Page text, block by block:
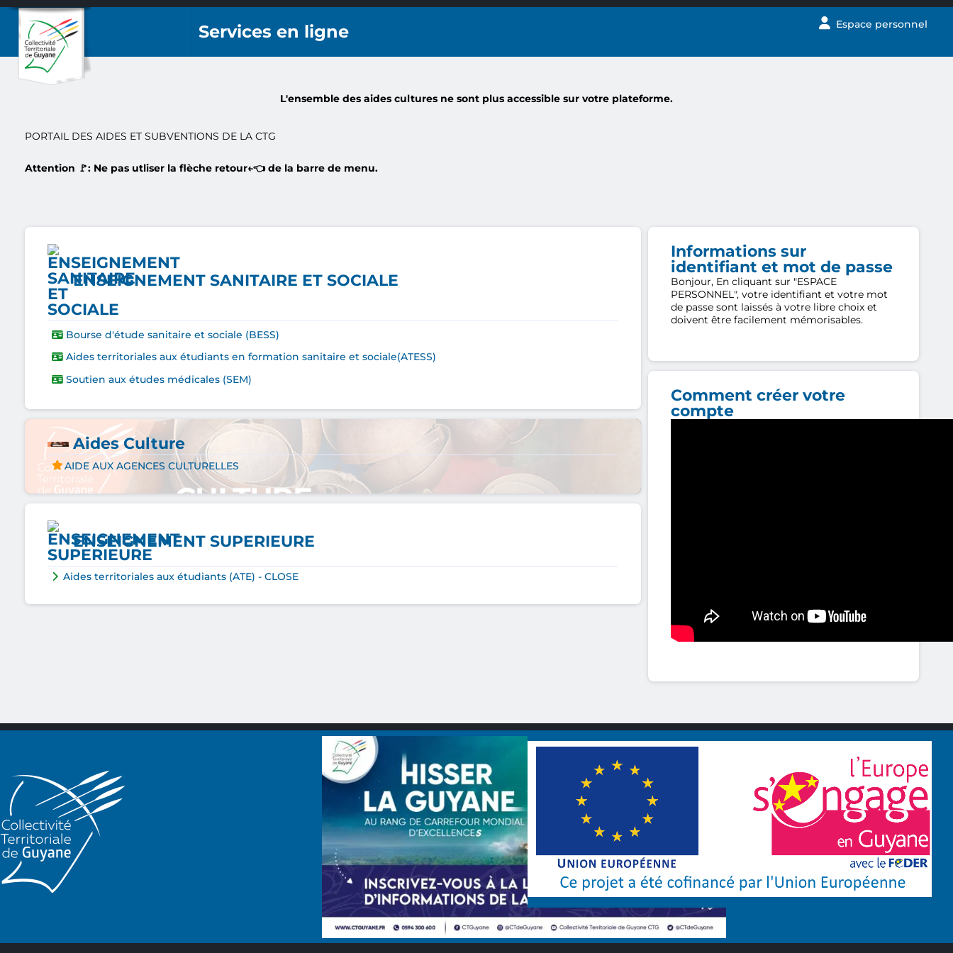
Aller au contenu principal
Votre guichet numérique Espace personnel
L'ensemble des aides cultures ne sont plus accessible sur votre plateforme.
PORTAIL DES AIDES ET SUBVENTIONS DE LA CTG
Attention 🚩: Ne pas utliser la flèche retour←👈 de la barre de menu.
Informations sur
identifiant et mot de passe
Bonjour, En cliquant sur "ESPACE
PERSONNEL", votre identifiant et votre mot
de passe sont laissés à votre libre choix et
doivent être facilement mémorisables.
Comment créer votre
compte
ENSEIGNEMENT SANITAIRE ET SOCIALE
Bourse d'étude sanitaire et sociale (BESS)
Aides territoriales aux étudiants en formation sanitaire et sociale(ATESS)
Soutien aux études médicales (SEM)
Aides Culture
AIDE AUX AGENCES CULTURELLES
ENSEIGNEMENT SUPERIEURE
Aides territoriales aux étudiants (ATE) - CLOSE